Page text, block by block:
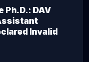
Ph.D.: DAV
Invalid